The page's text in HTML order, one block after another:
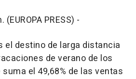
(EUROPA PRESS) -
el destino de larga distancia
de verano de los
el 49,68% de las ventas